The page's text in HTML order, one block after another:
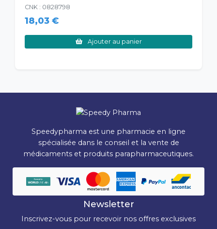
CNK : 0828798
18,03 €
Ajouter au panier
Speedypharma est une pharmacie en ligne
spécialisée dans le conseil et la vente de
médicaments et produits parapharmaceutiques.
Newsletter
Inscrivez-vous pour recevoir nos offres exclusives